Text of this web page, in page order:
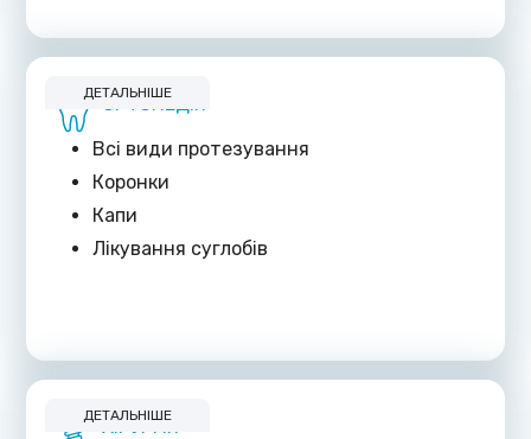
ОРТОПЕДІЯ
Всі види протезування
Коронки
Капи
Лікування суглобів
ДЕТАЛЬНІШЕ
ХІРУРГІЯ
ДЕТАЛЬНІШЕ